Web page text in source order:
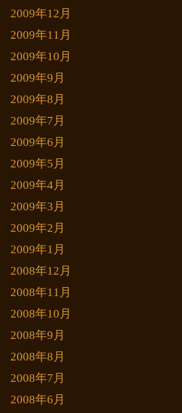
2009年12月
2009年11月
2009年10月
2009年9月
2009年8月
2009年7月
2009年6月
2009年5月
2009年4月
2009年3月
2009年2月
2009年1月
2008年12月
2008年11月
2008年10月
2008年9月
2008年8月
2008年7月
2008年6月